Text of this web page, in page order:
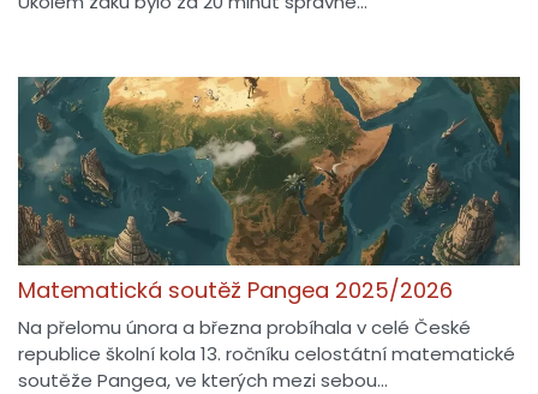
Matematická soutěž Pangea 2025/2026
Na přelomu února a března probíhala v celé České
republice školní kola 13. ročníku celostátní matematické
soutěže Pangea, ve kterých mezi sebou…